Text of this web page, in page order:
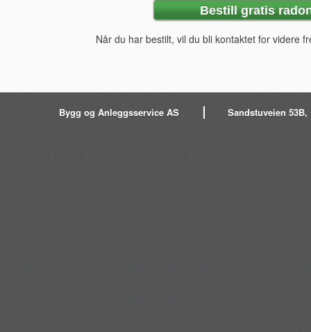
Når du har bestilt, vil du bli kontaktet for videre
Bygg og Anleggsservice AS Sandstuveien 53B,